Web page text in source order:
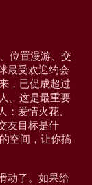
位置漫游、交
最受欢迎约会
，已促成超过
。这是最重要
爱情火花、
友目标是什
空间，让你搞
动了。如果给